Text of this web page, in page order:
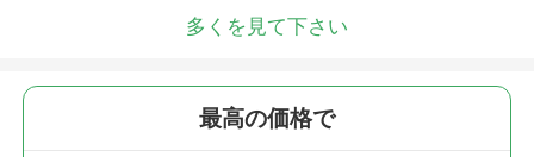
多くを見て下さい
最高の価格で